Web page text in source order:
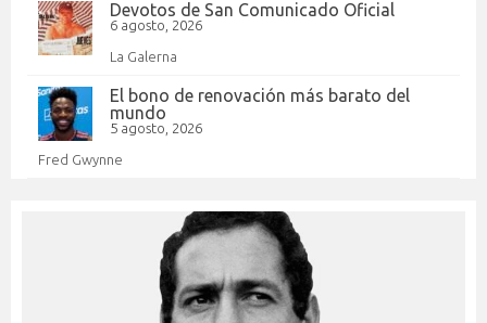
Devotos de San Comunicado Oficial
6 agosto, 2026
La Galerna
El bono de renovación más barato del
mundo
5 agosto, 2026
Fred Gwynne